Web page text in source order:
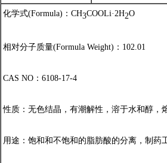
化学式(Formula)： CH3COOLi·2H2O
相对分子质量(Formula Weight)：102.01
CAS NO：6108-17-4
性质：无色结晶，有潮解性，溶于水和醇，
用途：饱和和不饱和的脂肪酸的分离，制药